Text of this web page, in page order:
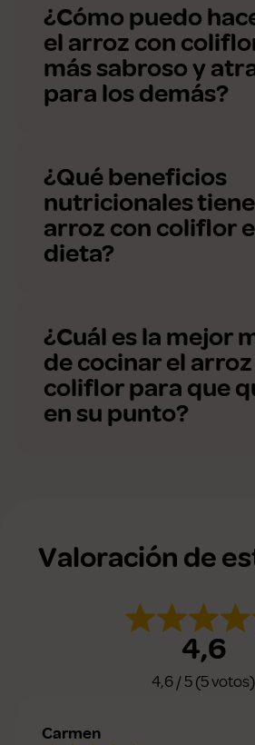
¿Cómo puedo
el arroz con
más sabroso y
para los demás?
¿Qué beneficios
nutricionales
arroz con coliflor
dieta?
¿Cuál es la mejor
de cocinar el
coliflor para que
en su punto?
Valoración de
4,6
4,6 / 5 (5 votos)
Carmen